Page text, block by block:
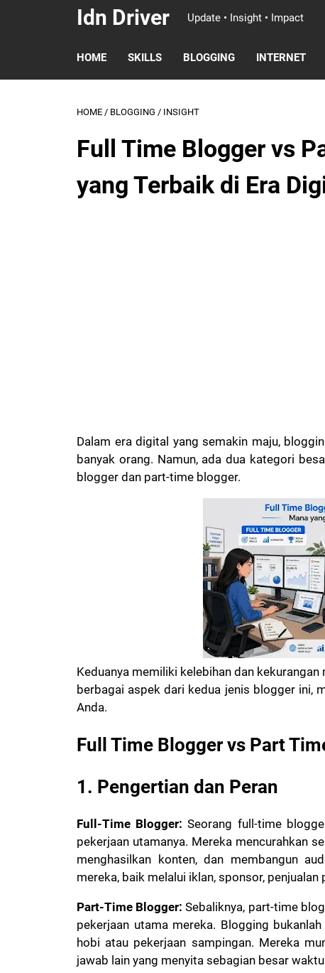
Idn Driver Update • Insight • Impact
HOME SKILLS BLOGGING INTERNET
HOME / BLOGGING / INSIGHT
Full Time Blogger vs
yang Terbaik di Era
Dalam era digital yang semakin maju,
banyak orang. Namun, ada dua kategori
blogger dan part-time blogger.
Keduanya memiliki kelebihan dan
berbagai aspek dari kedua jenis blogger ini,
Anda.
Full Time Blogger vs Part
1. Pengertian dan Peran
Full-Time Blogger:Seorang full-time
pekerjaan utamanya. Mereka mencurahkan
menghasilkan konten, dan membangun
mereka, baik melalui iklan, sponsor,
Part-Time Blogger:Sebaliknya, part-time
pekerjaan utama mereka. Blogging
hobi atau pekerjaan sampingan. Mereka
jawab lain yang menyita sebagian besar